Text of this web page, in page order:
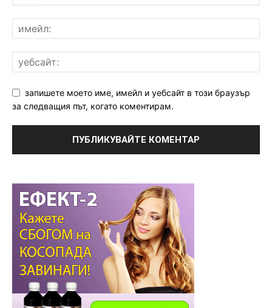
запишете моето име, имейл и уебсайт в този браузър
за следващия път, когато коментирам.